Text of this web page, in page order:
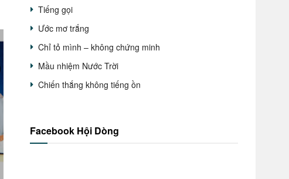
Tiếng gọi
Ước mơ trắng
Chỉ tỏ mình – không chứng minh
Mầu nhiệm Nước Trời
Chiến thắng không tiếng ồn
Facebook Hội Dòng